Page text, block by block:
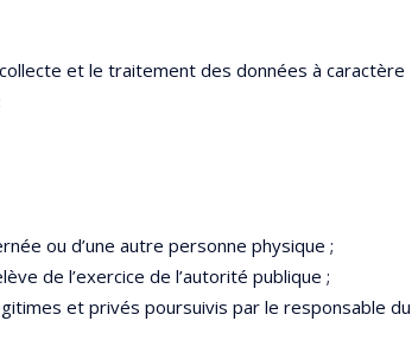
et le traitement des données à caractère
ou d’une autre personne physique ;
de l’exercice de l’autorité publique ;
et privés poursuivis par le responsable du